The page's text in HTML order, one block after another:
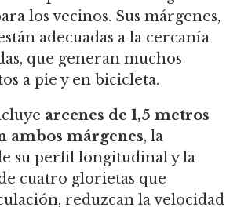
los vecinos. Sus márgenes,
adecuadas a la cercanía
que generan muchos
a pie y en bicicleta.
arcenes de 1,5 metros
ambos márgenes, la
su perfil longitudinal y la
cuatro glorietas que
reduzcan la velocidad